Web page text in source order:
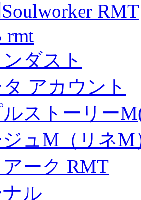
RMT
rmt
ダスト
アカウント
ルストーリー
ジュM（リネM
ーク RMT
ル